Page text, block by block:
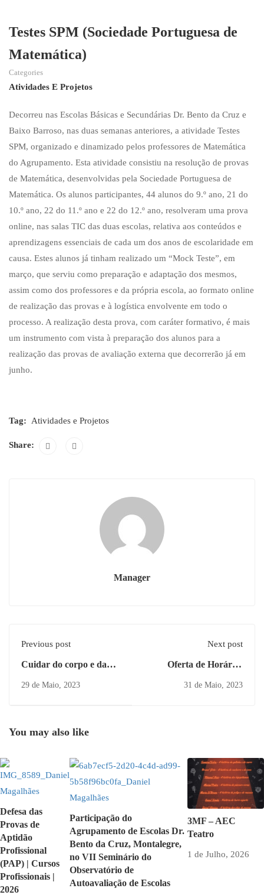
Testes SPM (Sociedade Portuguesa de
Matemática)
Categories
Atividades E Projetos
Decorreu nas Escolas Básicas e Secundárias Dr. Bento da Cruz e
Baixo Barroso, nas duas semanas anteriores, a atividade Testes
SPM, organizado e dinamizado pelos professores de Matemática
do Agrupamento. Esta atividade consistiu na resolução de provas
de Matemática, desenvolvidas pela Sociedade Portuguesa de
Matemática. Os alunos participantes, 44 alunos do 9.º ano, 21 do
10.º ano, 22 do 11.º ano e 22 do 12.º ano, resolveram uma prova
online, nas salas TIC das duas escolas, relativa aos conteúdos e
aprendizagens essenciais de cada um dos anos de escolaridade em
causa. Estes alunos já tinham realizado um “Mock Teste”, em
março, que serviu como preparação e adaptação dos mesmos,
assim como dos professores e da própria escola, ao formato online
de realização das provas e à logística envolvente em todo o
processo. A realização desta prova, com caráter formativo, é mais
um instrumento com vista à preparação dos alunos para a
realização das provas de avaliação externa que decorrerão já em
junho.
Tag: Atividades e Projetos
Share:
Manager
Previous post
Cuidar do corpo e da
29 de Maio, 2023
Next post
Oferta de Horários
31 de Maio, 2023
You may also like
Defesa das
Provas de
Aptidão
Profissional
(PAP) | Cursos
Profissionais |
2026
Participação do
Agrupamento de Escolas Dr.
Bento da Cruz, Montalegre,
no VII Seminário do
Observatório de
Autoavaliação de Escolas
3MF – AEC
Teatro
1 de Julho, 2026